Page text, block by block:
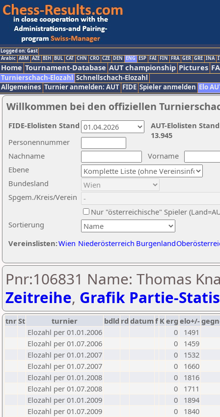
Logged on: Gast
Arabic ARM AZE BIH BUL CAT CHN CRO CZE DEN ENG ESP FAI FIN FRA GER GRE INA
Home Tournament-Database AUT championship Pictures
Turnierschach-Elozahl Schnellschach-Elozahl
Allgemeines Turnier anmelden: AUT FIDE Spieler anmelden Elo
Willkommen bei den offiziellen
Nachname
Vorname
Ebene
Sortierung
Personennummer
Bundesland
Spgem./Kreis/Verein
Nur "österreichische" Spieler
Vereinslisten:Wien Niederösterreich Burgenland
AUT-Elolisten
13.945
FIDE-Elolisten Stand
Pnr:106831 Name: Thomas
Zeitreihe, Grafik Partie-
tnrSt turnier bdld rd datumf Kerg elo+/-
Elozahl per 01.01.2006
0
1491
Elozahl per 01.07.2006
0
1459
Elozahl per 01.01.2007
0
1532
Elozahl per 01.07.2007
0
1660
Elozahl per 01.01.2008
0
1816
Elozahl per 01.07.2008
0
1711
Elozahl per 01.01.2009
0
1894
Elozahl per 01.07.2009
0
1840